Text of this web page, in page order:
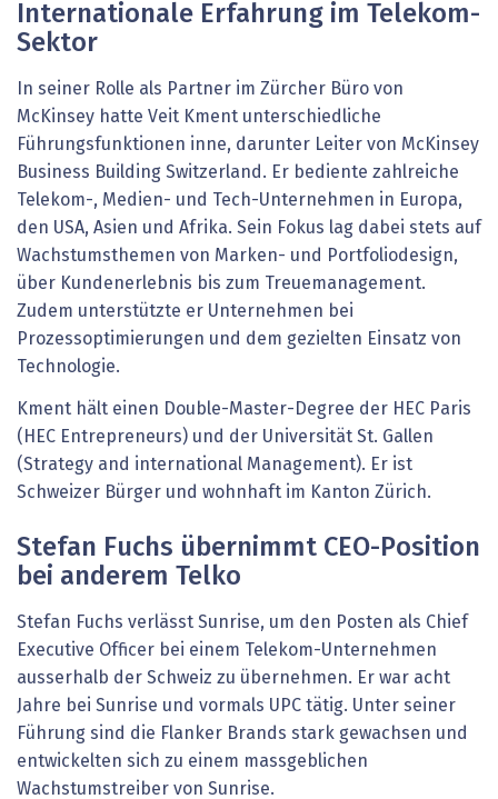
Internationale Erfahrung im Telekom-
Sektor
In seiner Rolle als Partner im Zürcher Büro von
McKinsey hatte Veit Kment unterschiedliche
Führungsfunktionen inne, darunter Leiter von McKinsey
Business Building Switzerland. Er bediente zahlreiche
Telekom-, Medien- und Tech-Unternehmen in Europa,
den USA, Asien und Afrika. Sein Fokus lag dabei stets auf
Wachstumsthemen von Marken- und Portfoliodesign,
über Kundenerlebnis bis zum Treuemanagement.
Zudem unterstützte er Unternehmen bei
Prozessoptimierungen und dem gezielten Einsatz von
Technologie.
Kment hält einen Double-Master-Degree der HEC Paris
(HEC Entrepreneurs) und der Universität St. Gallen
(Strategy and international Management). Er ist
Schweizer Bürger und wohnhaft im Kanton Zürich.
Stefan Fuchs übernimmt CEO-Position
bei anderem Telko
Stefan Fuchs verlässt Sunrise, um den Posten als Chief
Executive Officer bei einem Telekom-Unternehmen
ausserhalb der Schweiz zu übernehmen. Er war acht
Jahre bei Sunrise und vormals UPC tätig. Unter seiner
Führung sind die Flanker Brands stark gewachsen und
entwickelten sich zu einem massgeblichen
Wachstumstreiber von Sunrise.